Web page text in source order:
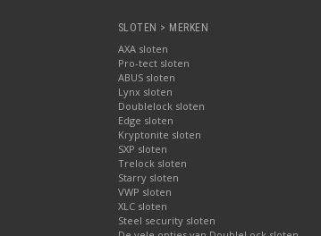
SLOTEN > MERKEN
AXA sloten
Pro-tect sloten
ABUS sloten
Lynx sloten
Doublelock sloten
Edge sloten
Kryptonite sloten
SXP sloten
Trelock sloten
Starry sloten
VWP sloten
XLC sloten
Steel security sloten